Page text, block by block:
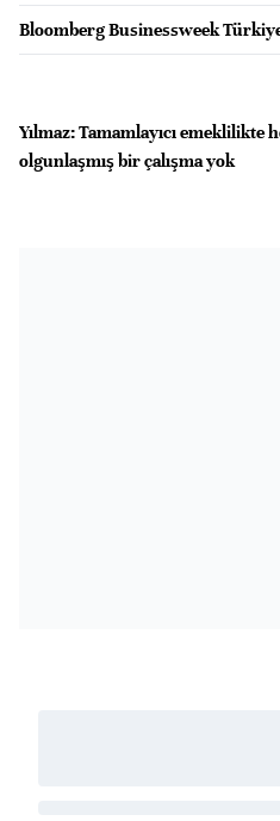
Bloomberg Businessweek
Yılmaz: Tamamlayıcı emeklilikte
olgunlaşmış bir çalışma yok